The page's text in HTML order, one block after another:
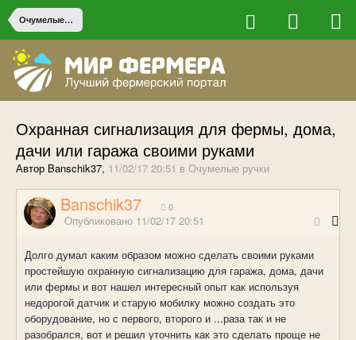
Очумелые ручки
Охранная сигнализация для фермы, дома,
дачи или гаража своими руками
Автор Banschik37, 11/02/17 20:51 в Очумелые ручки
Banschik37 0
Опубликовано 11/02/17 20:51
Долго думал каким образом можно сделать своими руками
простейшую охранную сигнализацию для гаража, дома, дачи
или фермы и вот нашел интересный опыт как используя
недорогой датчик и старую мобилку можно создать это
оборудование, но с первого, второго и ...раза так и не
разобрался, вот и решил уточнить как это сделать проще не